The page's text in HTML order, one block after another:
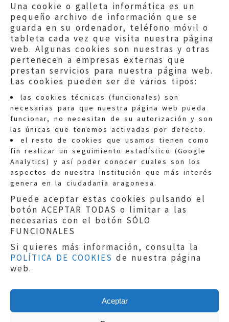
Una cookie o galleta informática es un
pequeño archivo de información que se
guarda en su ordenador, teléfono móvil o
tableta cada vez que visita nuestra página
web. Algunas cookies son nuestras y otras
pertenecen a empresas externas que
prestan servicios para nuestra página web.
Las cookies pueden ser de varios tipos:
las cookies técnicas (funcionales) son
necesarias para que nuestra página web pueda
funcionar, no necesitan de su autorización y son
las únicas que tenemos activadas por defecto.
el resto de cookies que usamos tienen como
fin realizar un seguimiento estadístico (Google
Analytics) y así poder conocer cuales son los
aspectos de nuestra Institución que más interés
genera en la ciudadanía aragonesa.
Puede aceptar estas cookies pulsando el
botón ACEPTAR TODAS o limitar a las
necesarias con el botón SÓLO
FUNCIONALES
Si quieres más información, consulta la
POLÍTICA DE COOKIES de nuestra página
web.
Aceptar
Quejas:quejas@eljusticiadearagon.es
Información general:
informacion@eljusticiadearagon.es
Teléfonos:900 210 210/
Aviso legal|Política de privacidad|
Protección de Datos
Política de cookies
Copyright © 2019El Justicia de Aragón|